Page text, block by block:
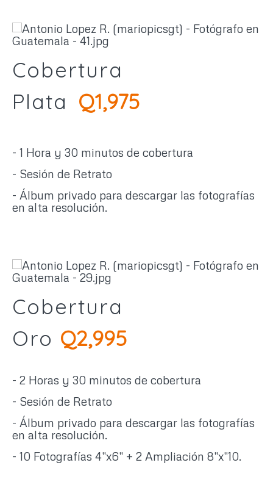
Cobertura
Plata Q1,975
- 1 Hora y 30 minutos de cobertura
- Sesión de Retrato
- Álbum privado para descargar las fotografías
en alta resolución.
Cobertura
Oro Q2,995
- 2 Horas y 30 minutos de cobertura
- Sesión de Retrato
- Álbum privado para descargar las fotografías
en alta resolución.
- 10 Fotografías 4"x6" + 2 Ampliación 8"x"10.